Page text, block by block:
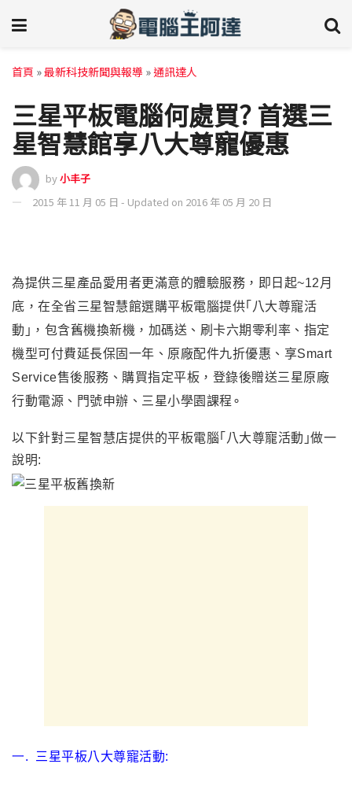
首頁 »最新科技新聞與報導 »通訊達人
三星平板電腦何處買? 首選三
星智慧館享八大尊寵優惠
by小丰子
2015 年 11 月 05 日 - Updated on 2016 年 05 月 20 日
為提供三星產品愛用者更滿意的體驗服務，即日起~12月
底，在全省三星智慧館選購平板電腦提供｢八大尊寵活
動｣，包含舊機換新機，加碼送、刷卡六期零利率、指定
機型可付費延長保固一年、原廠配件九折優惠、享Smart
Service售後服務、購買指定平板，登錄後贈送三星原廠
行動電源、門號申辦、三星小學園課程∘
以下針對三星智慧店提供的平板電腦｢八大尊寵活動｣做一
說明:
一. 三星平板八大尊寵活動: